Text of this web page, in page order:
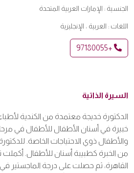
الجنسية : الإمارات العربية المتحدة
اللغات : العربية ، الإنجليزية
+97180055
السيرة الذاتية
الدكتورة خديجة معتمدة من الكندية
خبيرة في أسنان الأطفال للأطفال في
من الخبرة كطبيبة أسنان للأطفال. أكملت
القاهرة، ثم حصلت على درجة الماجستير